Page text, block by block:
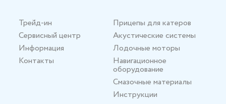
Трейд-ин
Сервисный центр
Информация
Контакты
Прицепы для катеров
Акустические системы
Лодочные моторы
Навигационное
оборудование
Смазочные материалы
Инструкции